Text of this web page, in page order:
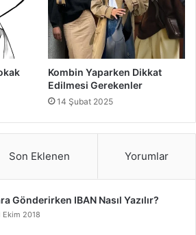
ile hem günlük hayatta hem de özel
Yelekler, doğru
her tarza uygun bir şekilde
bir kombin yapın, ister ofis şıklığı
gardırobunuzun vazgeçilmez
uygun parçalara dikkat etmek,
kombin önerileri
Kombin Yaparken Dikkat
Edilmesi Gerekenler
14 Şubat 2025
Son Eklenen Yorumlar
Gönderirken IBAN Nasıl Yazılır?
Ekim 2018